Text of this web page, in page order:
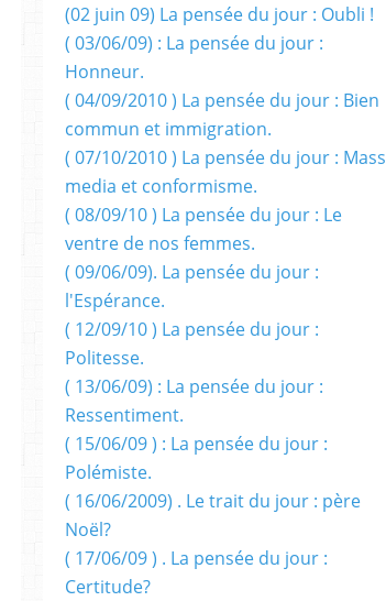
(02 juin 09) La pensée du jour : Oubli !
( 03/06/09) : La pensée du jour :
Honneur.
( 04/09/2010 ) La pensée du jour : Bien
commun et immigration.
( 07/10/2010 ) La pensée du jour : Mass
media et conformisme.
( 08/09/10 ) La pensée du jour : Le
ventre de nos femmes.
( 09/06/09). La pensée du jour :
l'Espérance.
( 12/09/10 ) La pensée du jour :
Politesse.
( 13/06/09) : La pensée du jour :
Ressentiment.
( 15/06/09 ) : La pensée du jour :
Polémiste.
( 16/06/2009) . Le trait du jour : père
Noël?
( 17/06/09 ) . La pensée du jour :
Certitude?